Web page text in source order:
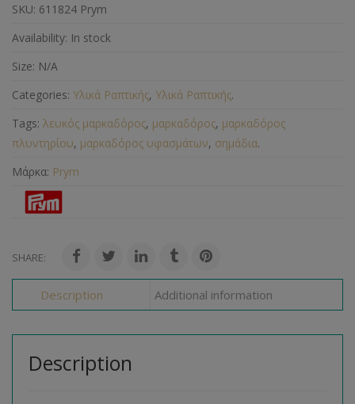
SKU: 611824 Prym
Availability: In stock
Size: N/A
Categories: Υλικά Ραπτικής, Υλικά Ραπτικής.
Tags: λευκός μαρκαδόρος, μαρκαδόρος, μαρκαδόρος
πλυντηρίου, μαρκαδόρος υφασμάτων, σημάδια.
Μάρκα: Prym
SHARE:
Description Additional information
Description